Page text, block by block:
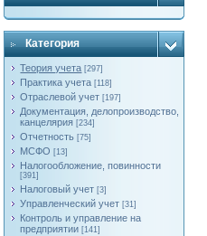
Категория
Теория учета [297]
Практика учета [118]
Отраслевой учет [197]
Документация, делопроизводство,
канцелярия [234]
Отчетность [75]
МСФО [13]
Налогообложение, повинности
[391]
Налоговый учет [3]
Управленческий учет [31]
Контроль и управление на
предприятии [141]